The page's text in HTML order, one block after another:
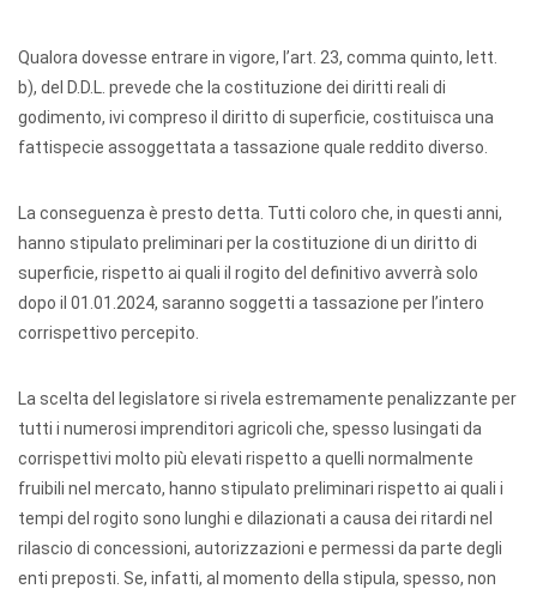
Qualora dovesse entrare in vigore, l’art. 23, comma quinto, lett.
b), del D.D.L. prevede che la costituzione dei diritti reali di
godimento, ivi compreso il diritto di superficie, costituisca una
fattispecie assoggettata a tassazione quale reddito diverso.
La conseguenza è presto detta. Tutti coloro che, in questi anni,
hanno stipulato preliminari per la costituzione di un diritto di
superficie, rispetto ai quali il rogito del definitivo avverrà solo
dopo il 01.01.2024, saranno soggetti a tassazione per l’intero
corrispettivo percepito.
La scelta del legislatore si rivela estremamente penalizzante per
tutti i numerosi imprenditori agricoli che, spesso lusingati da
corrispettivi molto più elevati rispetto a quelli normalmente
fruibili nel mercato, hanno stipulato preliminari rispetto ai quali i
tempi del rogito sono lunghi e dilazionati a causa dei ritardi nel
rilascio di concessioni, autorizzazioni e permessi da parte degli
enti preposti. Se, infatti, al momento della stipula, spesso, non